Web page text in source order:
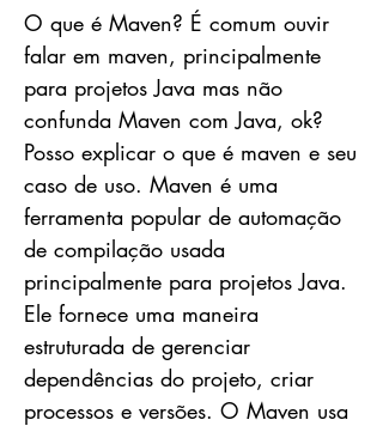
O que é Maven? É comum ouvir
falar em maven, principalmente
para projetos Java mas não
confunda Maven com Java, ok?
Posso explicar o que é maven e seu
caso de uso. Maven é uma
ferramenta popular de automação
de compilação usada
principalmente para projetos Java.
Ele fornece uma maneira
estruturada de gerenciar
dependências do projeto, criar
processos e versões. O Maven usa